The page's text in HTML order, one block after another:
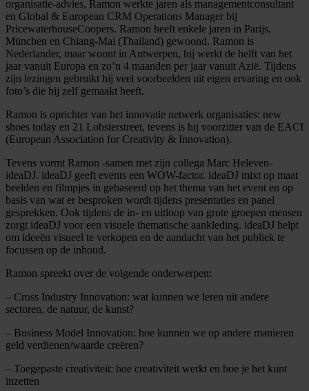
organisatie-advies, Ramon werkte jaren als managementconsultant
en Global & European CRM Operations Manager bij
PricewaterhouseCoopers. Ramon heeft enkele jaren in Parijs,
München en Chiang-Mai (Thailand) gewoond. Ramon is
Nederlander, maar woont in Antwerpen, hij werkt de helft van het
jaar vanuit Europa en zo’n 4 maanden per jaar vanuit Azië. Tijdens
zijn lezingen gebruikt hij veel voorbeelden uit eigen ervaring en ook
foto’s die hij zelf gemaakt heeft.
Ramon is oprichter van het innovatie netwerk organisaties: new
shoes today en 21 Lobsterstreet, tevens is hij voorzitter van de EACI
(European Association for Creativity & Innovation).
Tevens vormt Ramon -samen met zijn collega Marc Heleven-
ideaDJ. ideaDJ geeft events een WOW-factor. ideaDJ mixt op maat
beelden en filmpjes in gebaseerd op het thema van het event en op
basis van wat er besproken wordt tijdens presentaties en panel
gesprekken. Ook tijdens de in- en uitloop van grote groepen mensen
zorgt ideaDJ voor een visuele thematische aankleding. ideaDJ helpt
om ideeën visueel te verkopen en de aandacht van het publiek te
focussen op de inhoud.
Ramon spreekt over de volgende onderwerpen:
– Cross Industry Innovation: wat kunnen we leren uit andere
sectoren, de natuur, de kunst?
– Business Model Innovation: hoe kunnen we op andere manieren
geld verdienen/waarde creëren?
– Toegepaste creativiteit: hoe creativiteit werkt en hoe je het kunt
inzetten